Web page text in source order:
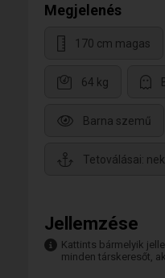
Megjelenés
170 cm magas
64 kg
Barna szemű
Tetoválásai:
Jellemzése
Kattints bármelyik
minden társkeresőt,